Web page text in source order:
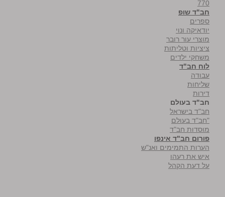
770
חב"ד שופ
ספרים
יודאיקה ונוי
מוצרי עור רובר
ציציות וטליתות
משחקי ילדים
לוח חב"ד
עבודה
שליחות
דירות
חב"ד בעולם
חב"ד בישראל
"חב"ד בעולם
מוסדות חב"ד
פורום חב"ד אינפו
הערות התמימים ואנ"ש
איש את רעהו
על דעת הקהל